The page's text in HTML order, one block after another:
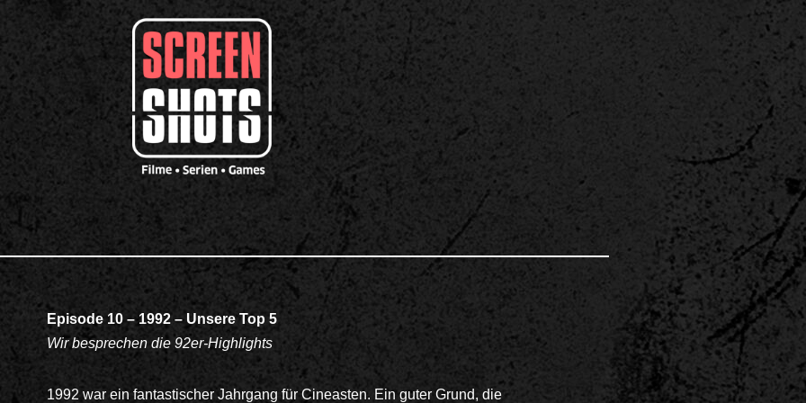
Episode 10 – 1992 – Unsere Top 5
Wir besprechen die 92er-Highlights
1992 war ein fantastischer Jahrgang für Cineasten. Ein guter Grund, die